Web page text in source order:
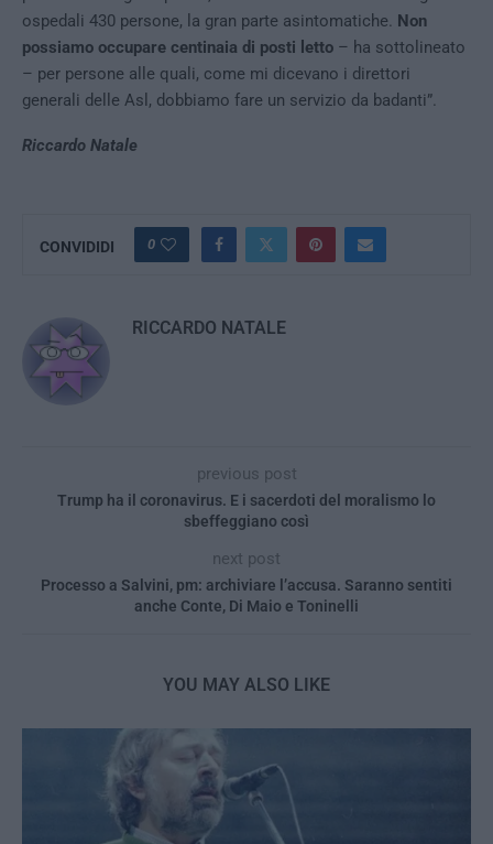
ospedali 430 persone, la gran parte asintomatiche. Non
possiamo occupare centinaia di posti letto – ha sottolineato
– per persone alle quali, come mi dicevano i direttori
generali delle Asl, dobbiamo fare un servizio da badanti”.
Riccardo Natale
CONVIDIDI 0
RICCARDO NATALE
previous post
Trump ha il coronavirus. E i sacerdoti del moralismo lo
sbeffeggiano così
next post
Processo a Salvini, pm: archiviare l’accusa. Saranno sentiti
anche Conte, Di Maio e Toninelli
YOU MAY ALSO LIKE